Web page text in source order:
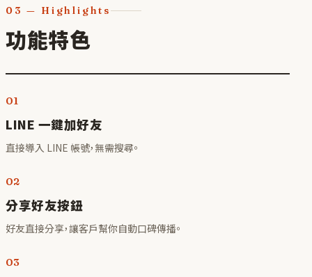
03 — Highlights
功能特色
01
LINE 一鍵加好友
直接導入 LINE 帳號，無需搜尋。
02
分享好友按鈕
好友直接分享，讓客戶幫你自動口碑傳播。
03